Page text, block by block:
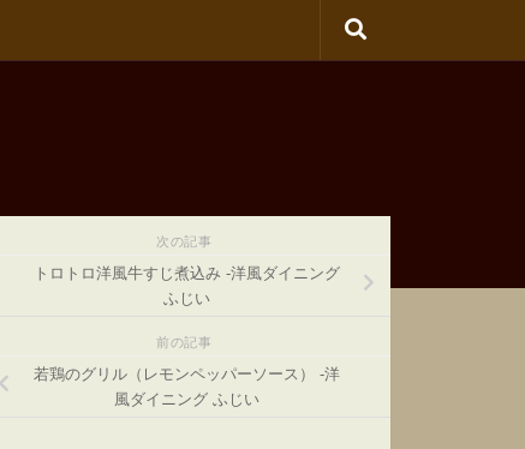
次の記事
トロトロ洋風牛すじ煮込み -洋風ダイニング
ふじい
前の記事
若鶏のグリル（レモンペッパーソース） -洋
風ダイニング ふじい